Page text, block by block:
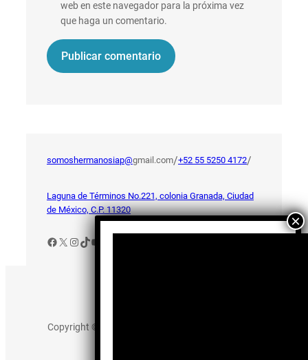
web en este navegador para la próxima vez
que haga un comentario.
somoshermanosiap@gmail.com/+52 55 5250 4172/
Laguna de Términos No.221, colonia Granada, Ciudad
de México, C.P. 11320
Facebook
X Instagram
TikTok
YouTube
Copyright © 2025 somos-hermanos.mx. Todos los